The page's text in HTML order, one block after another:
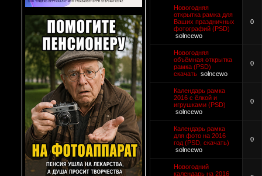
Новогодняя
открытка рамка для
Ваших праздничных
фотографий (PSD)
solncewo
0
Новогодняя
объёмная открытка
рамка (PSD)
скачать solncewo
0
Календарь рамка
2016 с ёлкой и
игрушками (PSD)
solncewo
0
Календарь рамка
для фото на 2016
год (PSD, скачать)
solncewo
0
Новогодний
календарь на 2016